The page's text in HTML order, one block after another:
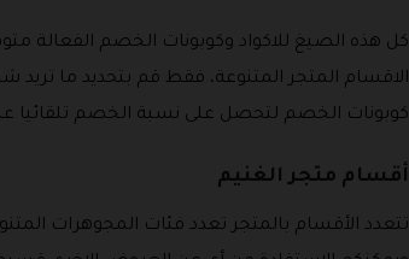
كل هذه الصيغ للاكواد وكوبونات الخصم الفعالة
الاقسام المتجر المتنوعة، فقط قم بتحديد ما
كوبونات الخصم لتحصل على نسبة الخصم تلقائيا
أقسام متجر الغنيم
تتعدد الأقسام بالمتجر تعدد فئات المجوهرات